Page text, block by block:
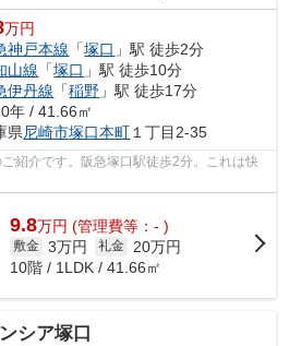
万円
神戸本線 「塚口 」駅 徒歩2分
山線 「塚口 」駅 徒歩10分
伊丹線 「稲野 」駅 徒歩17分
年 / 41.66㎡
県尼崎市塚口本町１丁目2-35
紹介です。阪急塚口駅徒歩2分。これは快
9.8万円 (管理費等：- )
敷金 3万円 礼金
20万円
10階 / 1LDK / 41.66㎡
シア塚口